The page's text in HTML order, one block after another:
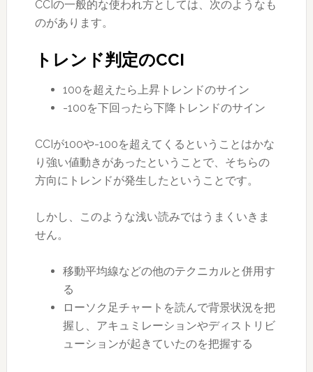
CCIの一般的な使われ方としては、次のようなも
のがあります。
トレンド判定のCCI
100を超えたら上昇トレンドのサイン
-100を下回ったら下降トレンドのサイン
CCIが100や-100を超えてくるということはかな
り強い値動きがあったということで、そちらの
方向にトレンドが発生したということです。
しかし、このような浅い読みではうまくいきま
せん。
移動平均線などの他のテクニカルと併用す
る
ローソク足チャートを読んで背景状況を把
握し、アキュミレーションやディストリビ
ューションが起きていたのを把握する